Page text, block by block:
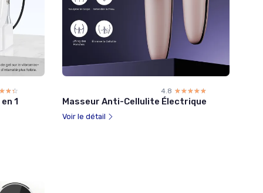
1
4.8 ☆☆☆☆☆
★★★★★
Masseur Anti-Cellulite Électrique
Voir le détail